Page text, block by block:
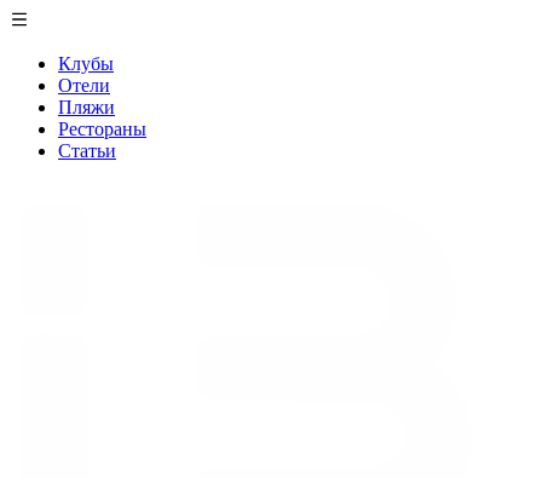
Клубы
Отели
Пляжи
Рестораны
Статьи